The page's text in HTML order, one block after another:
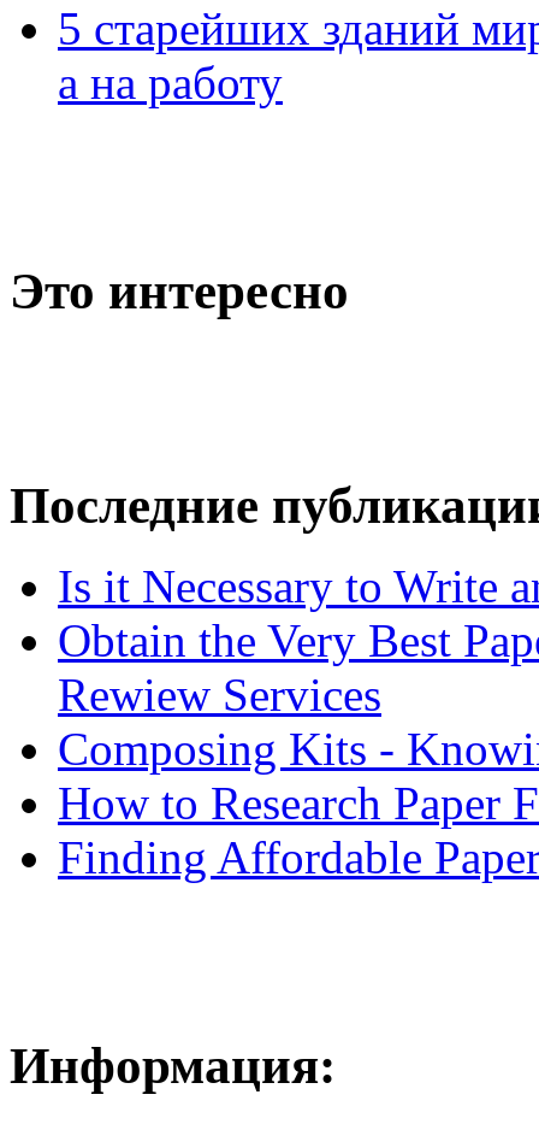
5 старейших зданий
а на работу
Это интересно
Последние
Is it Necessary to Write
Obtain the Very Best
Rewiew Services
Composing Kits -
How to Research Paper
Finding Affordable
Информация: